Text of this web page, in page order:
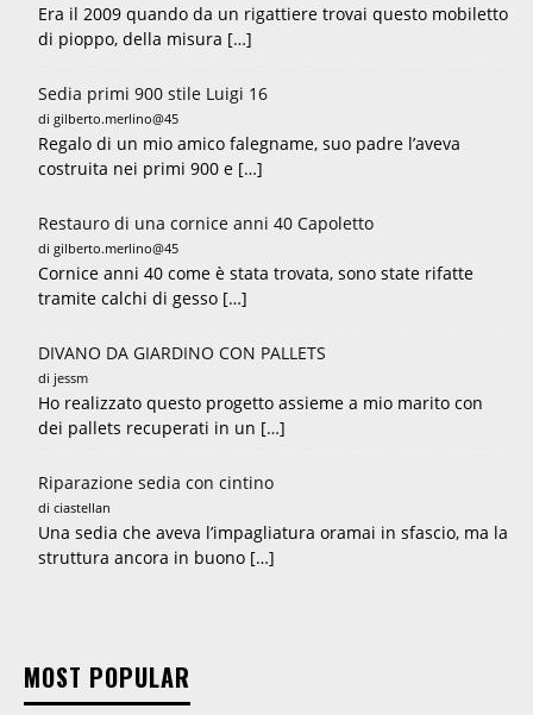
Era il 2009 quando da un rigattiere trovai questo mobiletto
di pioppo, della misura […]
Sedia primi 900 stile Luigi 16
di gilberto.merlino@45
Regalo di un mio amico falegname, suo padre l’aveva
costruita nei primi 900 e […]
Restauro di una cornice anni 40 Capoletto
di gilberto.merlino@45
Cornice anni 40 come è stata trovata, sono state rifatte
tramite calchi di gesso […]
DIVANO DA GIARDINO CON PALLETS
di jessm
Ho realizzato questo progetto assieme a mio marito con
dei pallets recuperati in un […]
Riparazione sedia con cintino
di ciastellan
Una sedia che aveva l’impagliatura oramai in sfascio, ma la
struttura ancora in buono […]
MOST POPULAR